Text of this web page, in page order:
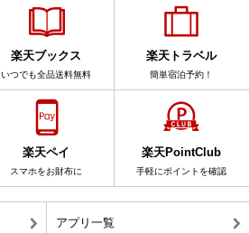
楽天ブックス
いつでも全品送料無料
楽天トラベル
簡単宿泊予約！
楽天ペイ
スマホをお財布に
楽天PointClub
手軽にポイントを確認
アプリ一覧